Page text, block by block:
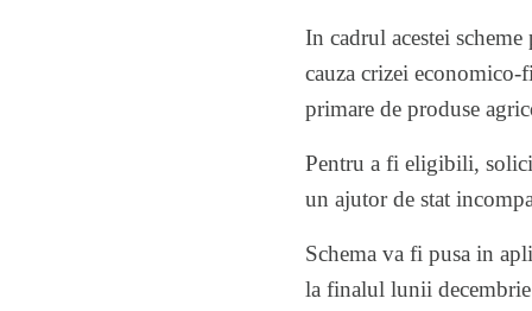
In cadrul acestei
cauza crizei economico-
primare de produse
Pentru a fi eligibili,
un ajutor de stat
Schema va fi pusa in
la finalul lunii